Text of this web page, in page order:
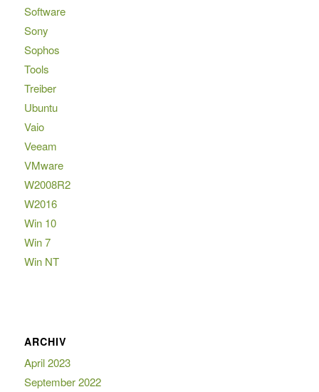
Software
Sony
Sophos
Tools
Treiber
Ubuntu
Vaio
Veeam
VMware
W2008R2
W2016
Win 10
Win 7
Win NT
ARCHIV
April 2023
September 2022